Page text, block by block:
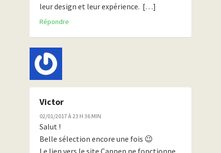
leur design et leur expérience. […]
Répondre
Victor
02/01/2017 À 23 H 36 MIN
Salut !
Belle sélection encore une fois 😉